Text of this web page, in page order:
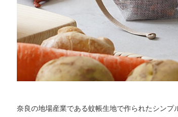
奈良の地場産業である蚊帳生地で作られたシン